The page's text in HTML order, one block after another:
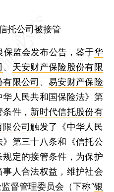
托公司被接管
监会发布公告，鉴于华
、 天安财产保险股份有限
限公司 、 易安财产保险
华人民共和国保险法》第
件， 新时代信托股份有
限公司触发了《中华人民
第三十八条和《信托公
定的接管条件，为保护
人合法权益，维护社会
督管理委员会（下称“银